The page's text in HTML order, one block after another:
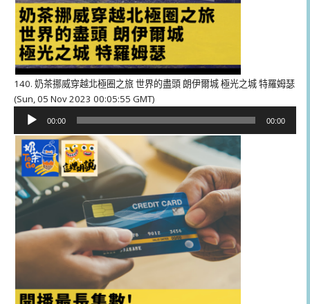
140. 奶茶挪威穿越北極圈之旅 世界的盡頭 朗伊爾城 極光之城 特羅姆瑟
(Sun, 05 Nov 2023 00:05:55 GMT)
播
放
器
00:00 00:00